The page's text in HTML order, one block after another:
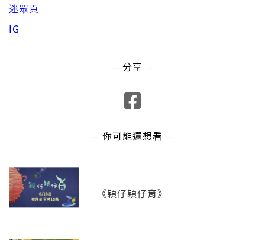
迷眾頁
IG
— 分享 —
— 你可能還想看 —
《穎仔穎仔育》